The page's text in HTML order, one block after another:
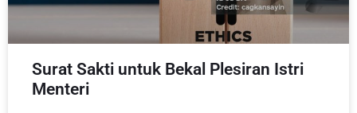
Surat Sakti untuk Bekal Plesiran Istri
Menteri